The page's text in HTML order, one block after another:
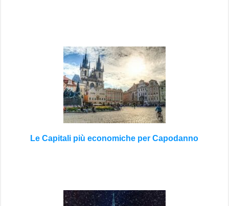
Le Capitali più economiche per Capodanno